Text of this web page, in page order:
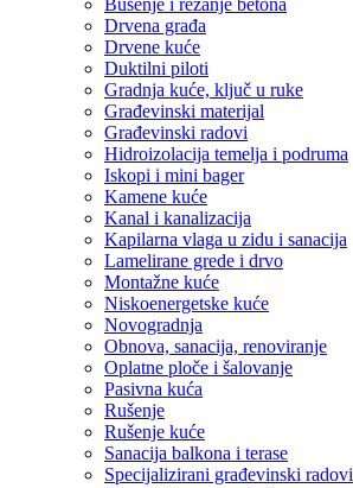
Bušenje i rezanje betona
Drvena građa
Drvene kuće
Duktilni piloti
Gradnja kuće, ključ u ruke
Građevinski materijal
Građevinski radovi
Hidroizolacija temelja i podruma
Iskopi i mini bager
Kamene kuće
Kanal i kanalizacija
Kapilarna vlaga u zidu i sanacija
Lamelirane grede i drvo
Montažne kuće
Niskoenergetske kuće
Novogradnja
Obnova, sanacija, renoviranje
Oplatne ploče i šalovanje
Pasivna kuća
Rušenje
Rušenje kuće
Sanacija balkona i terase
Specijalizirani građevinski radovi